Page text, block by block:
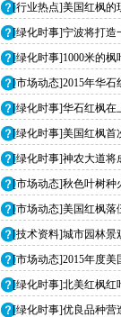
[行业热点]美国红枫的
[绿化时事]宁波将打造
[绿化时事]1000米的
[市场动态]2015年华
[绿化时事]华石红枫在
[绿化时事]美国红枫首
[绿化时事]神农大道将
[市场动态]秋色叶树种
[市场动态]美国红枫落
[技术资料]城市园林景
[市场动态]2015年度
[绿化时事]北美红枫红
[绿化时事]优良品种营